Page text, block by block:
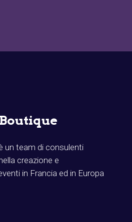
un team di consulenti
creazione e
in Francia ed in Europa